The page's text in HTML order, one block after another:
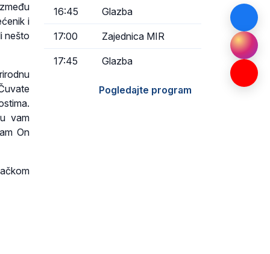
i
nešto
vam
On
16:45 Glazba
17:00 Zajednica MIR
17:45 Glazba
Pogledajte program